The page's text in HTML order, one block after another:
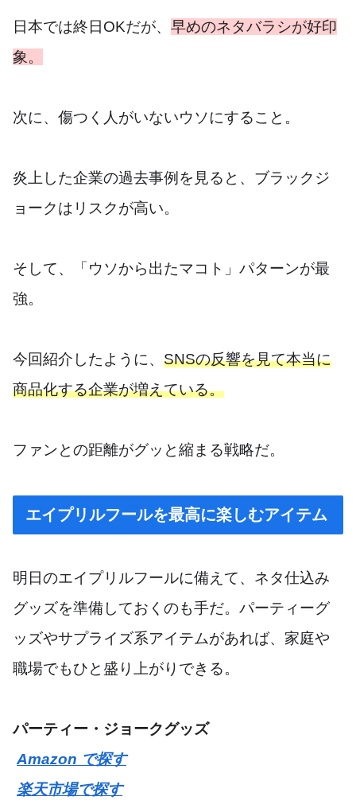
日本では終日OKだが、 早めのネタバラシが好印
象。
次に、傷つく人がいないウソにすること。
炎上した企業の過去事例を見ると、ブラックジ
ョークはリスクが高い。
そして、「ウソから出たマコト」パターンが最
強。
今回紹介したように、 SNSの反響を見て本当に
商品化する企業が増えている。
ファンとの距離がグッと縮まる戦略だ。
エイプリルフールを最高に楽しむアイテム
明日のエイプリルフールに備えて、ネタ仕込み
グッズを準備しておくのも手だ。パーティーグ
ッズやサプライズ系アイテムがあれば、家庭や
職場でもひと盛り上がりできる。
パーティー・ジョークグッズ
Amazon で探す
楽天市場で探す